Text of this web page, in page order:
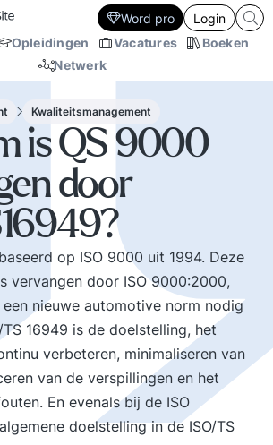
Opleidingen Vacatures
Boeken
Netwerk
Word pro Login
Kwaliteitsmanagement
is QS 9000
door
op ISO 9000 uit 1994. Deze
vervangen door ISO 9000:2000,
nieuwe automotive norm nodig
16949 is de doelstelling, het
verbeteren, minimaliseren van
van de verspillingen en het
En evenals bij de ISO
doelstelling in de ISO/TS